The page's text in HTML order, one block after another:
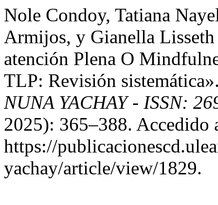
Nole Condoy, Tatiana
Armijos, y Gianella
atención Plena O
TLP: Revisión
NUNA YACHAY - ISSN:
2025): 365–388. Accedido
https://
yachay/article/view/1829.